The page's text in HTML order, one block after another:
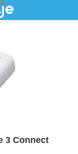
3 Connect